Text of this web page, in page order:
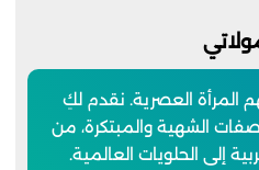
المرأة العصرية. نقدم لكِ
الشهية والمبتكرة، من
إلى الحلويات العالمية.